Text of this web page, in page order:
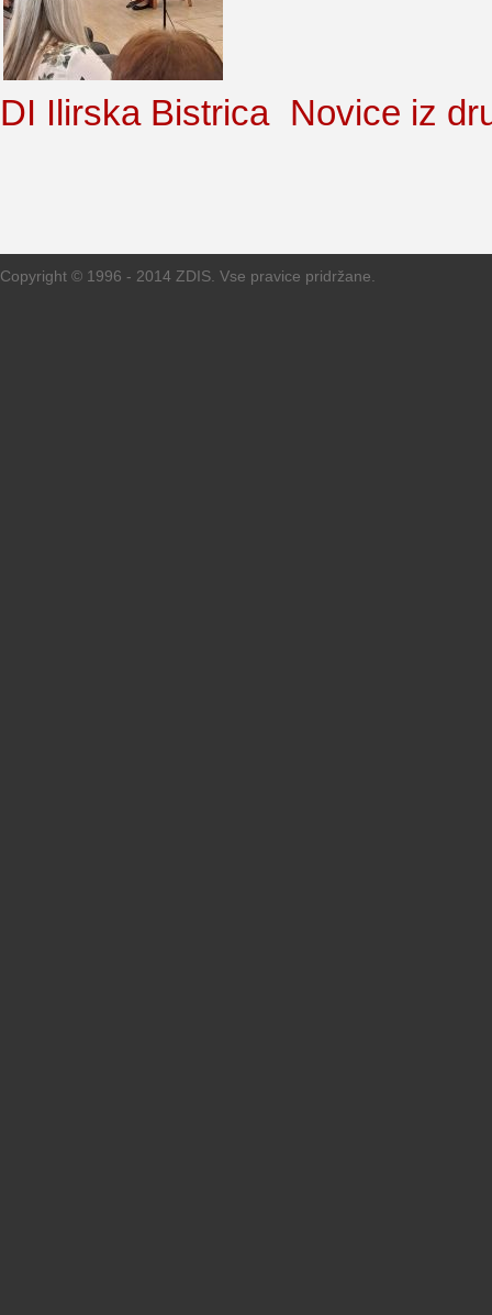
DI Ilirska Bistrica Novice iz
Copyright © 1996 - 2014 ZDIS. Vse pravice pridržane.